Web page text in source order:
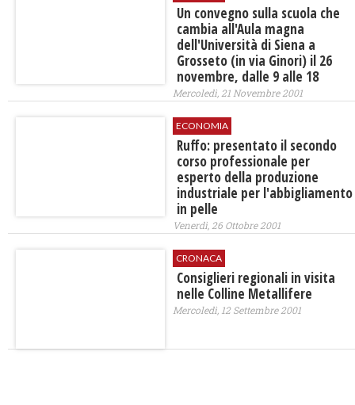
Un convegno sulla scuola che
cambia all'Aula magna
dell'Università di Siena a
Grosseto (in via Ginori) il 26
novembre, dalle 9 alle 18
Mercoledì, 21 Novembre 2001
ECONOMIA
Ruffo: presentato il secondo
corso professionale per
esperto della produzione
industriale per l'abbigliamento
in pelle
Venerdì, 26 Ottobre 2001
CRONACA
Consiglieri regionali in visita
nelle Colline Metallifere
Mercoledì, 12 Settembre 2001